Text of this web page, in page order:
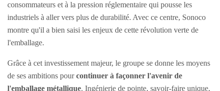
consommateurs et à la pression réglementaire qui pousse les
industriels à aller vers plus de durabilité. Avec ce centre, Sonoco
montre qu'il a bien saisi les enjeux de cette révolution verte de
l'emballage.
Grâce à cet investissement majeur, le groupe se donne les moyens
de ses ambitions pourcontinuer à façonner l'avenir de
l'emballage métallique. Ingénierie de pointe, savoir-faire unique,